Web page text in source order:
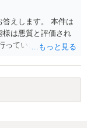
えします。 本件は
様は悪質と評価され
っていたことも悪質
していることは、被
す。 また、前科前歴
までは言えず、有
適切に提出すること